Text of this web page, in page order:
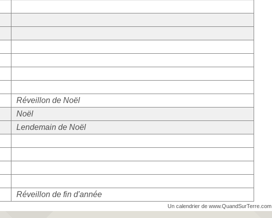
Réveillon de Noël
Noël
Lendemain de Noël
Réveillon de fin d'année
Un calendrier de www.QuandSurTerre.com